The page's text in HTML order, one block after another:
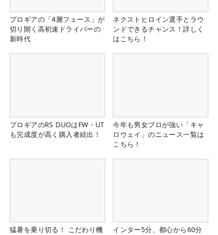
プロギアの「4層フェース」が
切り開く高初速ドライバーの
新時代
ネクストヒロイン選手とラウ
ンドできるチャンス！詳しく
はこちら！
プロギアのRS DUOはFW・UT
も完成度が高く購入者続出！
今年も男女プロが強い「キャ
ロウェイ」のニュース一覧は
こちら！
猛暑を乗り切る！ こだわり機
インター5分、都心から60分